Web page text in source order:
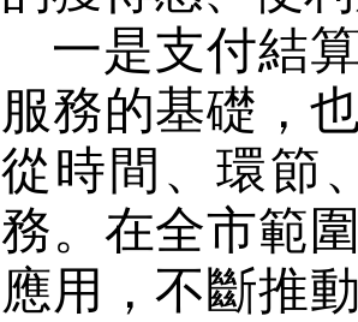
一是支付結
服務的基礎，
從時間、環節
務。在全市範
應用，不斷推